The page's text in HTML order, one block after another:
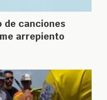
de canciones
arrepiento